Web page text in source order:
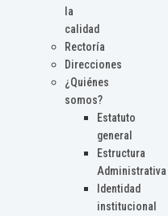
la
calidad
Rectoría
Direcciones
¿Quiénes
somos?
Estatuto
general
Estructura
Administrativa
Identidad
institucional